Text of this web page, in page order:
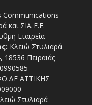
Communications
και ΣΙΑ Ε.Ε.
Εταιρεία
Κλειώ Στυλιαρά
18536 Πειραιάς
ΑΤΤΙΚΗΣ
Στυλιαρά